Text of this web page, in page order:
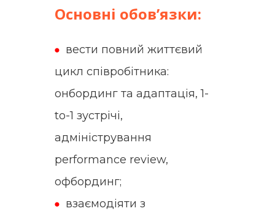
Основні обов’язки:
вести повний життєвий
цикл співробітника:
онбординг та адаптація, 1-
to-1 зустрічі,
адміністрування
performance review,
офбординг;
взаємодіяти з